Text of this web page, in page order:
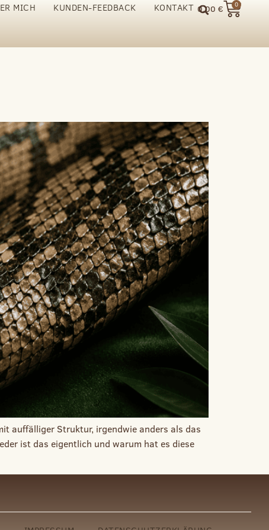
MICH KUNDEN-FEEDBACK KONTAKT 0,00€ 0
auffälliger Struktur, irgendwie anders als das
ist das eigentlich und warum hat es diese